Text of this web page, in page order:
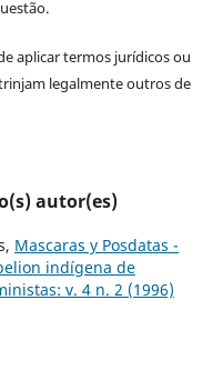
aplicar termos jurídicos ou
legalmente outros de
autor(es)
Mascaras y Posdatas -
indígena de
v. 4 n. 2 (1996)